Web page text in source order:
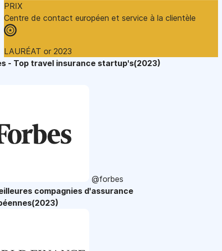
PRIX
Centre de contact européen et service à la clientèle
LAURÉAT or 2023
- Top travel insurance startup's(2023)
@forbes
compagnies d'assurance